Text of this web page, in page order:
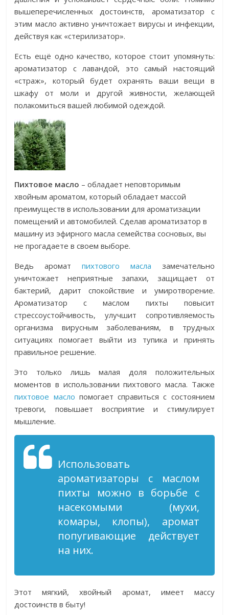
вышеперечисленных достоинств, ароматизатор с
этим масло активно уничтожает вирусы и инфекции,
действуя как «стерилизатор».
Есть ещё одно качество, которое стоит упомянуть:
ароматизатор с лавандой, это самый настоящий
«страж», который будет охранять ваши вещи в
шкафу от моли и другой живности, желающей
полакомиться вашей любимой одеждой.
Пихтовое масло – обладает неповторимым
хвойным ароматом, который обладает массой
преимуществ в использовании для ароматизации
помещений и автомобилей. Сделав ароматизатор в
машину из эфирного масла семейства сосновых, вы
не прогадаете в своем выборе.
Ведь аромат пихтового масла замечательно
уничтожает неприятные запахи, защищает от
бактерий, дарит спокойствие и умиротворение.
Ароматизатор с маслом пихты повысит
стрессоустойчивость, улучшит сопротивляемость
организма вирусным заболеваниям, в трудных
ситуациях помогает выйти из тупика и принять
правильное решение.
Это только лишь малая доля положительных
моментов в использовании пихтового масла. Также
пихтовое масло помогает справиться с состоянием
тревоги, повышает восприятие и стимулирует
мышление.
Использовать
ароматизаторы с маслом
пихты можно в борьбе с
насекомыми (мухи,
комары, клопы), аромат
попугивающие действует
на них.
Этот мягкий, хвойный аромат, имеет массу
достоинств в быту!